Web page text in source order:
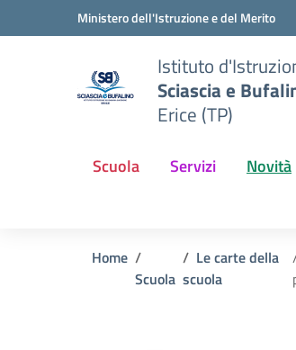
Vai ai contenuti
Vai al menu di navigazioneMinistero dell'Istruzione e del Merito
Istituto
Sciascia e
Erice (TP)
Scuola Servizi Novità
Home
Scuola
Le carte della
scuola